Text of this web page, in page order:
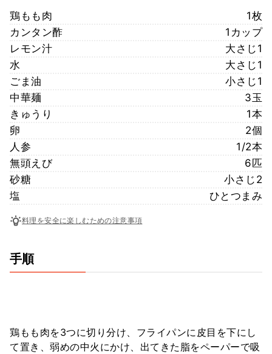
鶏もも肉
1枚
カンタン酢
1カップ
レモン汁
大さじ1
水
大さじ1
ごま油
小さじ1
中華麺
3玉
きゅうり
1本
卵
2個
人参
1/2本
無頭えび
6匹
砂糖
小さじ2
塩
ひとつまみ
料理を安全に楽しむための注意事項
手順
鶏もも肉を3つに切り分け、フライパンに皮目を下にし
て置き、弱めの中火にかけ、出てきた脂をペーパーで吸